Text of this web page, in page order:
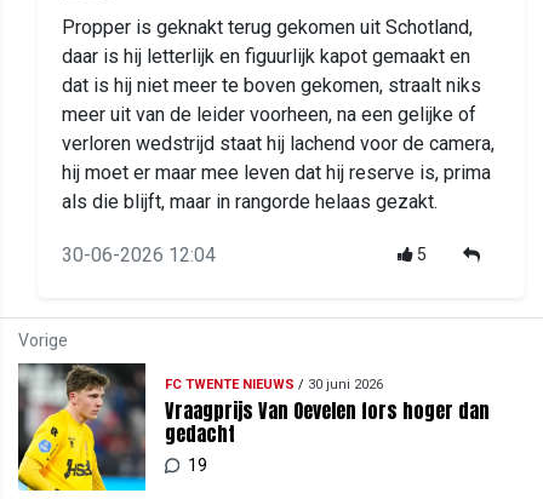
Propper is geknakt terug gekomen uit Schotland,
daar is hij letterlijk en figuurlijk kapot gemaakt en
dat is hij niet meer te boven gekomen, straalt niks
meer uit van de leider voorheen, na een gelijke of
verloren wedstrijd staat hij lachend voor de camera,
hij moet er maar mee leven dat hij reserve is, prima
als die blijft, maar in rangorde helaas gezakt.
30-06-2026 12:04 5
Vorige
FC TWENTE NIEUWS / 30 juni 2026
Vraagprijs Van Oevelen fors hoger dan
gedacht
19